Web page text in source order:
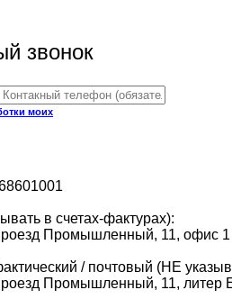
звонок
моих
в счетах-фактурах):
Промышленный, 11, офис 1
/ почтовый (НЕ
Промышленный, 11, литер